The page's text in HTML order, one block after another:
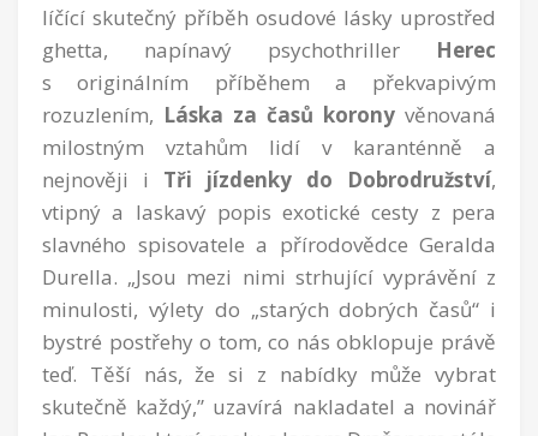
líčící skutečný příběh osudové lásky uprostřed
ghetta, napínavý psychothriller Herec
s originálním příběhem a překvapivým
rozuzlením, Láska za časů korony věnovaná
milostným vztahům lidí v karanténně a
nejnověji i Tři jízdenky do Dobrodružství,
vtipný a laskavý popis exotické cesty z pera
slavného spisovatele a přírodovědce Geralda
Durella. „Jsou mezi nimi strhující vyprávění z
minulosti, výlety do „starých dobrých časů“ i
bystré postřehy o tom, co nás obklopuje právě
teď. Těší nás, že si z nabídky může vybrat
skutečně každý,” uzavírá nakladatel a novinář